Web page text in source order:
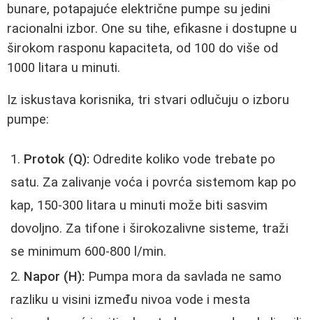
bunare, potapajuće električne pumpe su jedini
racionalni izbor. One su tihe, efikasne i dostupne u
širokom rasponu kapaciteta, od 100 do više od
1000 litara u minuti.
Iz iskustava korisnika, tri stvari odlučuju o izboru
pumpe:
Protok (Q): Odredite koliko vode trebate po
satu. Za zalivanje voća i povrća sistemom kap po
kap, 150-300 litara u minuti može biti sasvim
dovoljno. Za tifone i širokozalivne sisteme, traži
se minimum 600-800 l/min.
Napor (H): Pumpa mora da savlada ne samo
razliku u visini između nivoa vode i mesta